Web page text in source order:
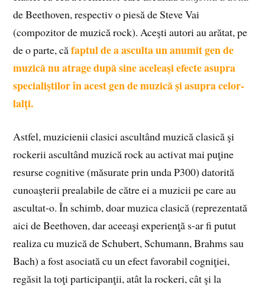
de Beethoven, respectiv o piesă de Steve Vai
(compozitor de muzică rock). Aceşti autori au arătat, pe
de o parte, căfaptul de a asculta un anumit gen de
muzică nu atrage după sine aceleaşi efecte asupra
specialiştilor în acest gen de muzică şi asupra celor­
lalţi.
Astfel, muzicienii clasici ascultând muzică clasică şi
rockerii ascultând muzică rock au activat mai puţine
resurse cognitive (măsurate prin unda P300) datorită
cunoaşterii prealabile de către ei a muzicii pe care au
ascultat-o. În schimb, doar muzica clasică (reprezentată
aici de Beethoven, dar aceeaşi experienţă s-ar fi putut
realiza cu muzică de Schubert, Schumann, Brahms sau
Bach) a fost asociată cu un efect favorabil cogniţiei,
regăsit la toţi participanţii, atât la rockeri, cât şi la